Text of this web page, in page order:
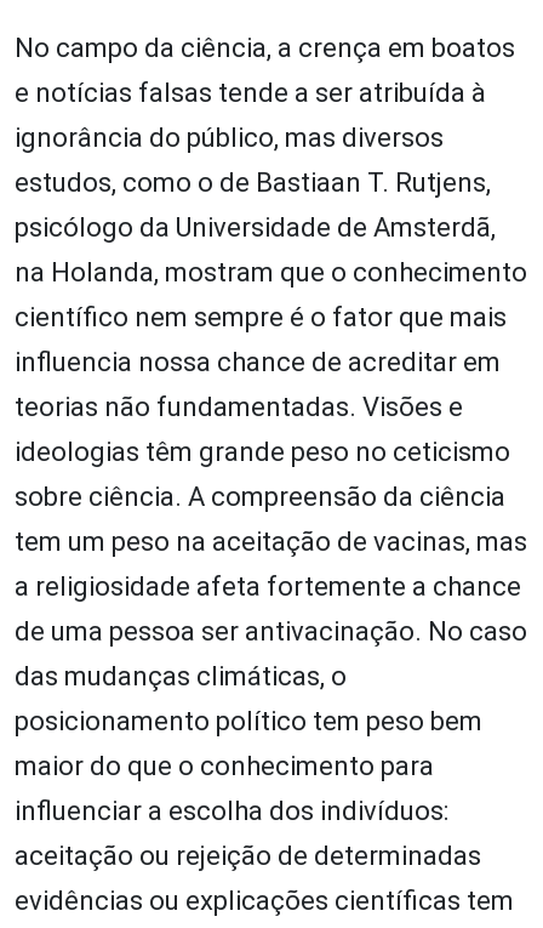
No campo da ciência, a crença em boatos
e notícias falsas tende a ser atribuída à
ignorância do público, mas diversos
estudos, como o de Bastiaan T. Rutjens,
psicólogo da Universidade de Amsterdã,
na Holanda, mostram que o conhecimento
científico nem sempre é o fator que mais
influencia nossa chance de acreditar em
teorias não fundamentadas. Visões e
ideologias têm grande peso no ceticismo
sobre ciência. A compreensão da ciência
tem um peso na aceitação de vacinas, mas
a religiosidade afeta fortemente a chance
de uma pessoa ser antivacinação. No caso
das mudanças climáticas, o
posicionamento político tem peso bem
maior do que o conhecimento para
influenciar a escolha dos indivíduos:
aceitação ou rejeição de determinadas
evidências ou explicações científicas tem